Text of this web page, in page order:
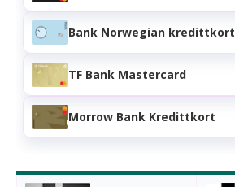
Bank Norwegian kredittkort
TF Bank Mastercard
Morrow Bank Kredittkort